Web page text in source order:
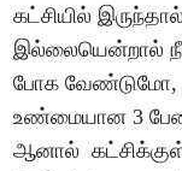
கட்சியில்
இல்லையென்றால்
போக வேண்டுமோ,
உண்மையான 3
ஆனால்